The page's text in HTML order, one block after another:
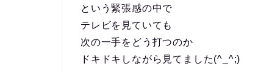
という緊張感の中で
テレビを見ていても
次の一手をどう打つのか
ドキドキしながら見てました(^_^;)